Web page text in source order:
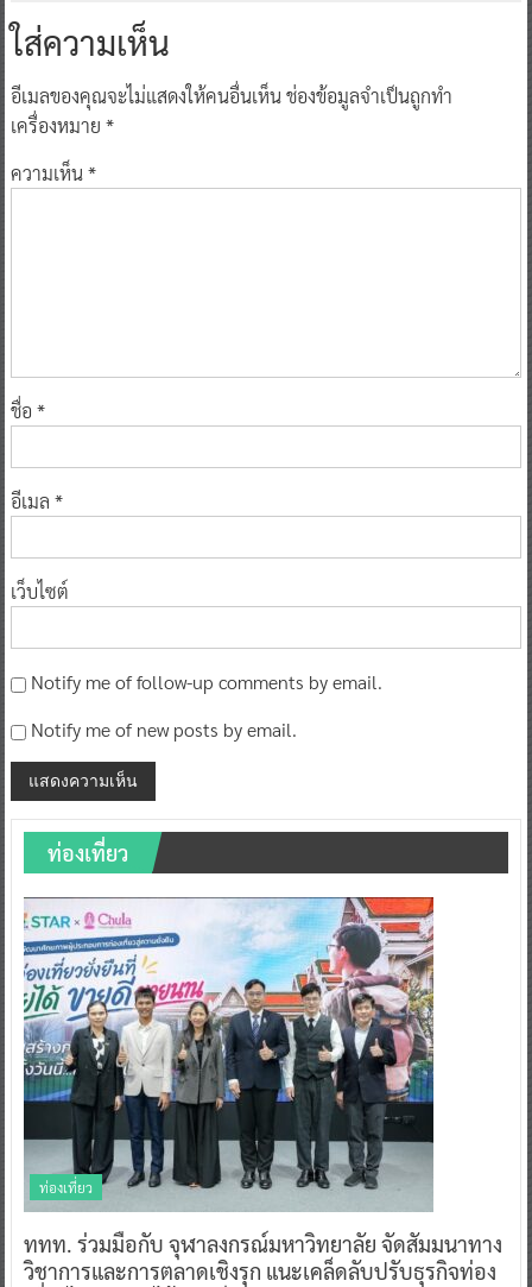
ใส่ความเห็น
อีเมลของคุณจะไม่แสดงให้คนอื่นเห็นช่องข้อมูลจำเป็นถูกทำ
เครื่องหมาย *
ความเห็น*
ชื่อ *
อีเมล *
เว็บไซต์
Notify me of follow-up comments by email.
Notify me of new posts by email.
ท่องเที่ยว
ท่องเที่ยว
ททท. ร่วมมือกับ จุฬาลงกรณ์มหาวิทยาลัย จัดสัมมนาทาง
วิชาการและการตลาดเชิงรุก แนะเคล็ดลับปรับธุรกิจท่อง